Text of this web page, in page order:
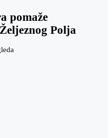
pomaže
Polja